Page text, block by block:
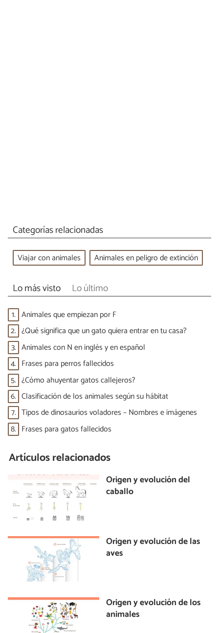
Categorías relacionadas
Viajar con animales Animales en peligro de extinción
Lo más visto Lo último
1. Animales que empiezan por F
2. ¿Qué significa que un gato quiera entrar en tu casa?
3. Animales con N en inglés y en español
4. Frases para perros fallecidos
5. ¿Cómo ahuyentar gatos callejeros?
6. Clasificación de los animales según su hábitat
7. Tipos de dinosaurios voladores – Nombres e imágenes
8. Frases para gatos fallecidos
Artículos relacionados
Origen y evolución del
caballo
Origen y evolución de las
aves
Origen y evolución de los
animales